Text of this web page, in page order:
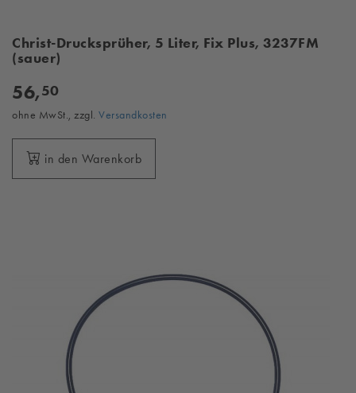
Christ-Drucksprüher, 5 Liter, Fix Plus, 3237FM
(sauer)
56,50
ohne MwSt., zzgl. Versandkosten
in den Warenkorb